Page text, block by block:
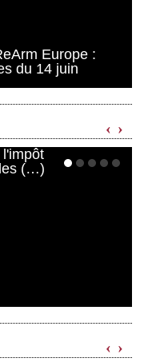
Europe :
du 14 juin
‹ ›
‹ ›